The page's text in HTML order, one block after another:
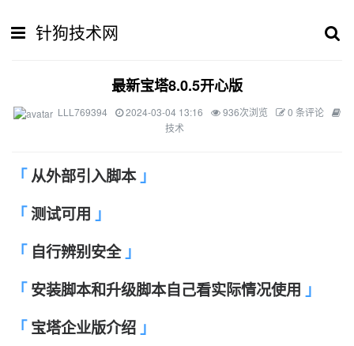
针狗技术网
最新宝塔8.0.5开心版
LLL769394 2024-03-04 13:16 936次浏览
0 条评论
技术
从外部引入脚本
测试可用
自行辨别安全
安装脚本和升级脚本自己看实际情况使用
宝塔企业版介绍